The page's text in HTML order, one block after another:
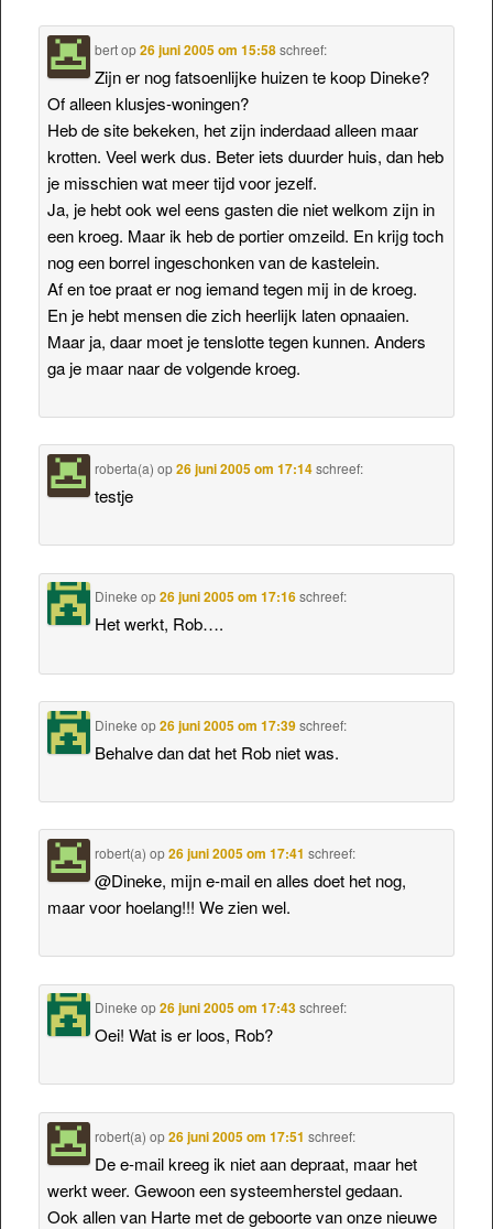
bertop26 juni 2005 om 15:58 schreef:
Zijn er nog fatsoenlijke huizen te koop Dineke?
Of alleen klusjes-woningen?
Heb de site bekeken, het zijn inderdaad alleen maar
krotten. Veel werk dus. Beter iets duurder huis, dan heb
je misschien wat meer tijd voor jezelf.
Ja, je hebt ook wel eens gasten die niet welkom zijn in
een kroeg. Maar ik heb de portier omzeild. En krijg toch
nog een borrel ingeschonken van de kastelein.
Af en toe praat er nog iemand tegen mij in de kroeg.
En je hebt mensen die zich heerlijk laten opnaaien.
Maar ja, daar moet je tenslotte tegen kunnen. Anders
ga je maar naar de volgende kroeg.
roberta(a) op26 juni 2005 om 17:14 schreef:
testje
Dineke op26 juni 2005 om 17:16 schreef:
Het werkt, Rob….
Dineke op26 juni 2005 om 17:39 schreef:
Behalve dan dat het Rob niet was.
robert(a) op26 juni 2005 om 17:41 schreef:
@Dineke, mijn e-mail en alles doet het nog,
maar voor hoelang!!! We zien wel.
Dineke op26 juni 2005 om 17:43 schreef:
Oei! Wat is er loos, Rob?
robert(a) op26 juni 2005 om 17:51 schreef:
De e-mail kreeg ik niet aan depraat, maar het
werkt weer. Gewoon een systeemherstel gedaan.
Ook allen van Harte met de geboorte van onze nieuwe